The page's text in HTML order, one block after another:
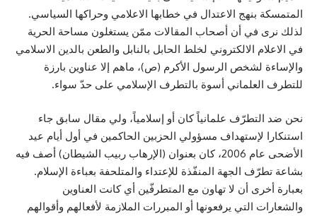
المتمسكة بنهج الاعتدال في خطابها الاعلامي وحراكها السياسي.
لذلك نرى في أن أصحاب المقالات ممّن يستغلون مساحة الحرية
في الاعلام الالكتروني لخلط الحابل بالنابل والطعن بالدين الاسلامي
والإساءة لشخص الرسول الأكرم (ص)، ماهم إلا عناوين بارزة
للتطرف العلماني أسوة بالتطرف الإسلامي على حدّ سواء.
نحن ضد التطرّف علمانياً كان أو إسلامياً، ولي مقال سابق جاء
استنكارا لإستهداف مسؤولي الحزبين الحاكمين في أول أيام عيد
الأضحى عام 2006، كان بعنوان (الإرهاب ربيب الشيطان) أصف فيه
بشاعة تطرّف الجهة المنفّذة للإعتداء والمتلحفة بعباءة الإسلام.
بعبارة أخرى أن لا تهاون مع المتطرفّين أي كانت العناوين
والشعارات التي يرفعونها أو المبررات الملازمة لأفعالهم وأقوالهم